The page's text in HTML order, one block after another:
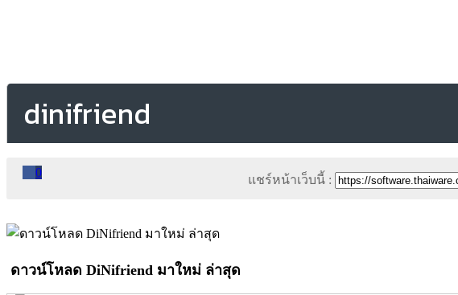
dinifriend
0
แชร์หน้าเว็บนี้ :
ดาวน์โหลด DiNifriend มาใหม่ ล่าสุด